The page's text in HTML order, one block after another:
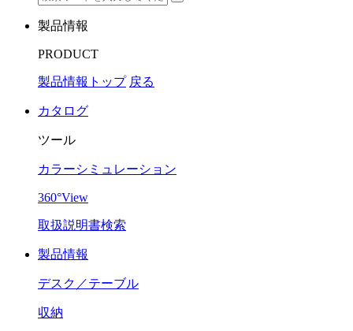
製品情報
PRODUCT
製品情報トップ 戻る
カタログ
ツール
カラーシミュレーション
360°View
取扱説明書検索
製品情報
デスク／テーブル
収納